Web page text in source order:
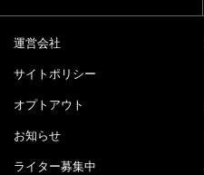
運営会社
サイトポリシー
オプトアウト
お知らせ
ライター募集中